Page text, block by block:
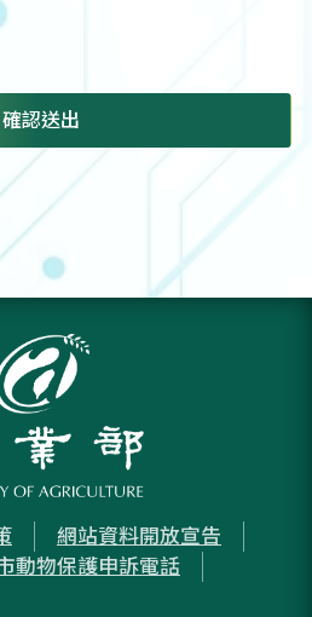
確認送出
網站資料開放宣告
動物保護申訴電話